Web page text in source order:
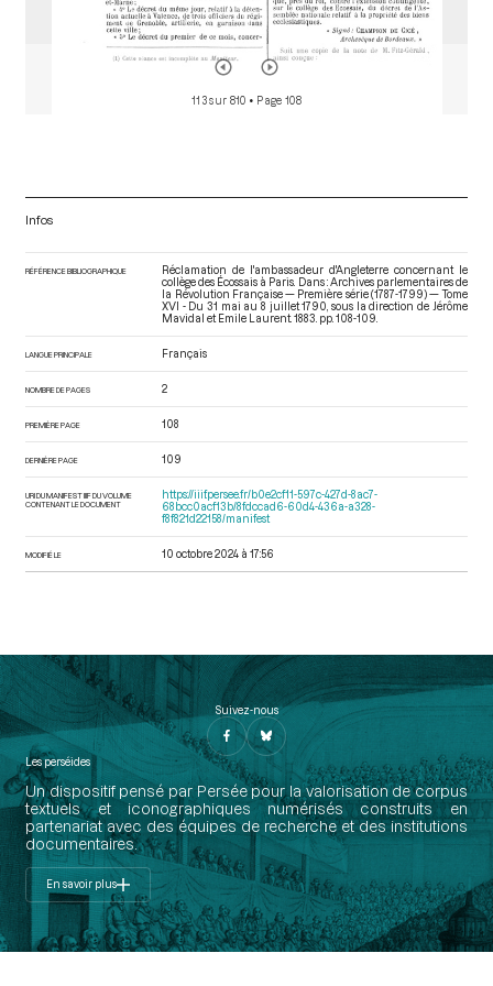
113 sur 810 • Page 108
Infos
RÉFÉRENCE BIBLIOGRAPHIQUE
Réclamation de l'ambassadeur d'Angleterre concernant le
collège des Écossais à Paris. Dans : Archives parlementaires de
la Révolution Française — Première série (1787-1799) — Tome
XVI - Du 31 mai au 8 juillet 1790 , sous la direction de Jérôme
Mavidal et Emile Laurent. 1883. pp. 108-109.
LANGUE PRINCIPALE Français
NOMBRE DE PAGES 2
PREMIÈRE PAGE 108
DERNIÈRE PAGE 109
URI DU MANIFEST IIIF DU VOLUME
CONTENANT LE DOCUMENT
https://iiif.persee.fr/b0e2cf11-597c-427d-8ac7-
68bcc0acf13b/8fdccad6-60d4-436a-a328-
f8f821d22158/manifest
MODIFIÉ LE 10 octobre 2024 à 17:56
Suivez-nous
Les perséides
Un dispositif pensé par Persée pour la valorisation de corpus
textuels et iconographiques numérisés construits en
partenariat avec des équipes de recherche et des institutions
documentaires.
En savoir plus